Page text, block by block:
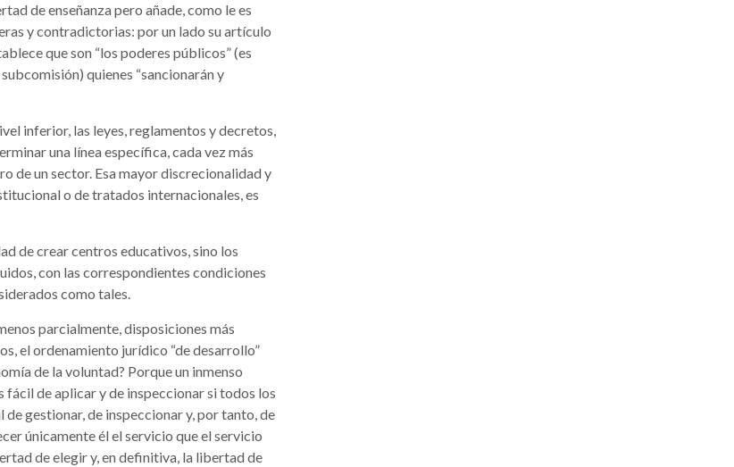
de enseñanza pero añade, como le es
y contradictorias: por un lado su artículo
que son “los poderes públicos” (es
quienes “sancionarán y
inferior, las leyes, reglamentos y decretos,
una línea específica, cada vez más
de un sector. Esa mayor discrecionalidad y
o de tratados internacionales, es
de crear centros educativos, sino los
con las correspondientes condiciones
como tales.
parcialmente, disposiciones más
el ordenamiento jurídico “de desarrollo”
de la voluntad? Porque un inmenso
de aplicar y de inspeccionar si todos los
gestionar, de inspeccionar y, por tanto, de
únicamente él el servicio que el servicio
de elegir y, en definitiva, la libertad de